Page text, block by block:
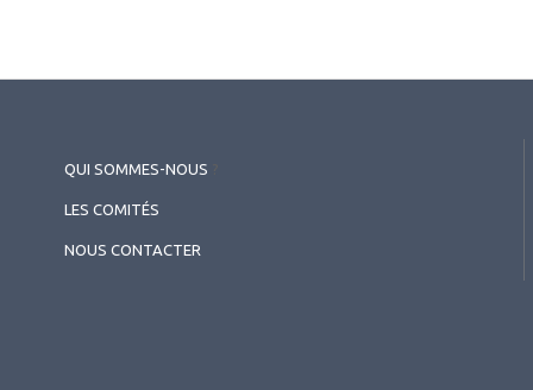
QUI SOMMES-NOUS
LES COMITÉS
NOUS CONTACTER